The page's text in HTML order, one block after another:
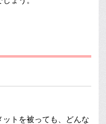
トを被っても、どんな